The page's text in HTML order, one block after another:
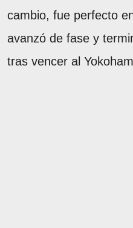
cambio, fue perfecto
avanzó de fase y
tras vencer al